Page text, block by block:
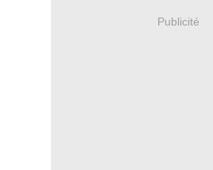
Publicité